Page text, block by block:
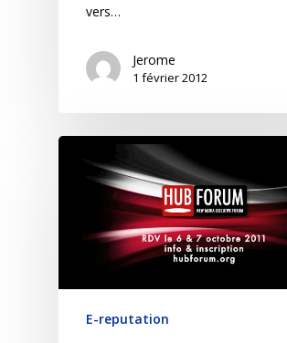
vers…
Jerome
1 février 2012
E-reputation